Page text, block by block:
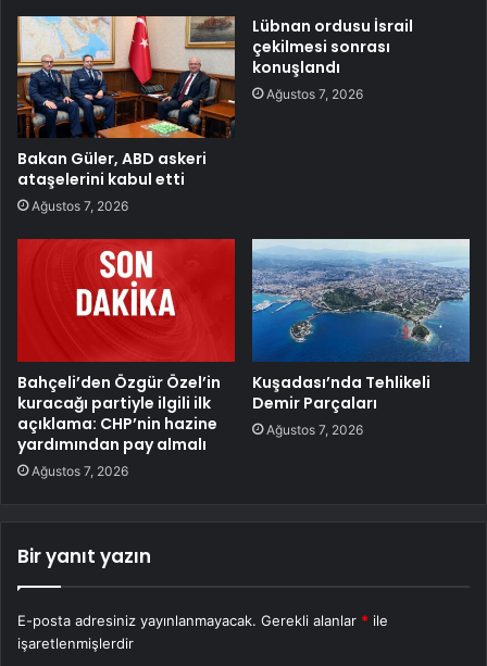
Bakan Güler, ABD askeri
ataşelerini kabul etti
Ağustos 7, 2026
Lübnan ordusu İsrail
çekilmesi sonrası
konuşlandı
Ağustos 7, 2026
Bahçeli’den Özgür Özel’in
kuracağı partiyle ilgili ilk
açıklama: CHP’nin hazine
yardımından pay almalı
Ağustos 7, 2026
Kuşadası’nda Tehlikeli
Demir Parçaları
Ağustos 7, 2026
Bir yanıt yazın
E-posta adresiniz yayınlanmayacak. Gerekli alanlar * ile
işaretlenmişlerdir